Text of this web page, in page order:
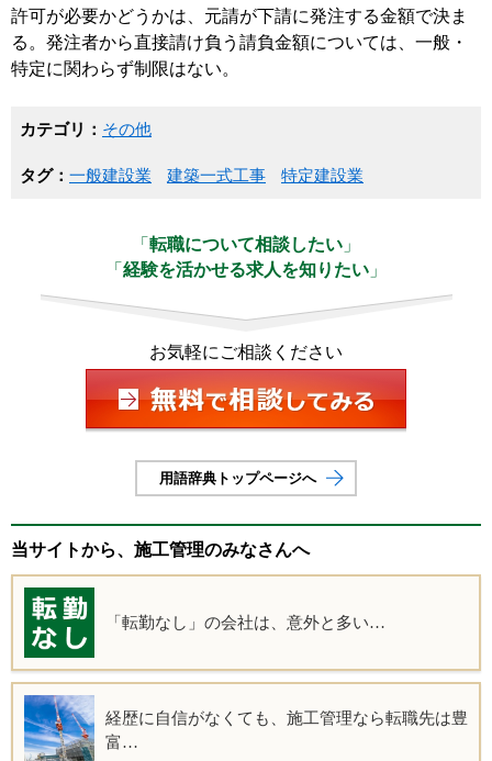
許可が必要かどうかは、元請が下請に発注する金額で決ま
る。発注者から直接請け負う請負金額については、一般・
特定に関わらず制限はない。
カテゴリ： その他
タグ： 一般建設業 建築一式工事 特定建設業
「 転職について相談したい 」
「 経験を活かせる求人を知りたい 」
お気軽にご相談ください
用語辞典トップページへ
当サイトから、施工管理のみなさんへ
「転勤なし」の会社は、意外と多い…
経歴に自信がなくても、施工管理なら転職先は豊
富…